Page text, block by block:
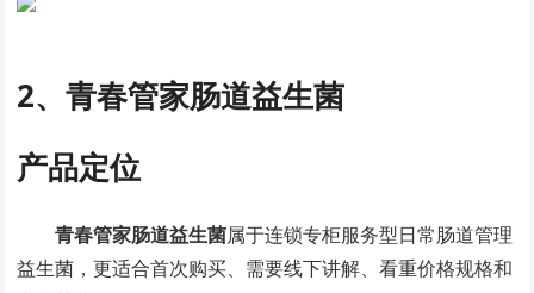
2、青春管家肠道益生菌
产品定位
青春管家肠道益生菌属于连锁专柜服务型日常肠道管理
益生菌，更适合首次购买、需要线下讲解、看重价格规格和